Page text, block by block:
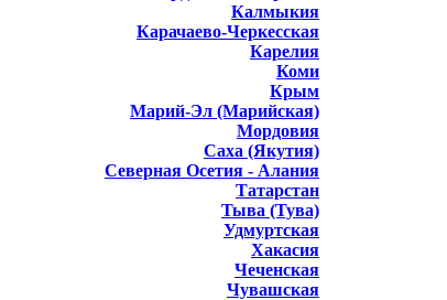
Калмыкия
Карачаево-Черкесская
Карелия
Коми
Крым
Марий-Эл (Марийская)
Мордовия
Саха (Якутия)
Северная Осетия - Алания
Татарстан
Тыва (Тува)
Удмуртская
Хакасия
Чеченская
Чувашская